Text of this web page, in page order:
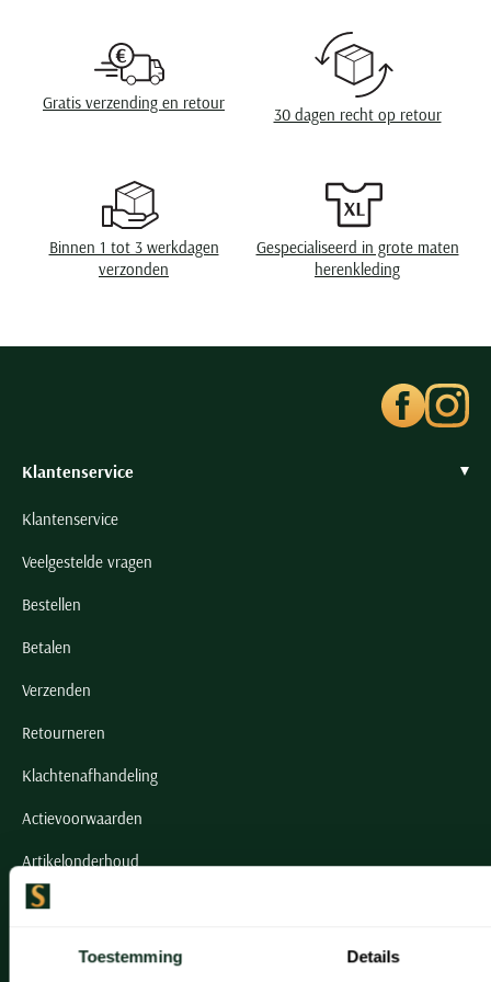
Toestemming Details
State of Art
Superdry
Thomas Maine
Tommy Hilfiger
Tramarossa
Wellington of Billmore
Alle merken
2 knoops
Eigenschappen pique
Gratis verzending en retour
30 dagen recht op retour
Binnen 1 tot 3 werkdagen
verzonden
Gespecialiseerd in grote maten
herenkleding
Klantenservice
Klantenservice
Veelgestelde vragen
Bestellen
Betalen
Verzenden
Retourneren
Klachtenafhandeling
Actievoorwaarden
Artikelonderhoud
Onze winkels